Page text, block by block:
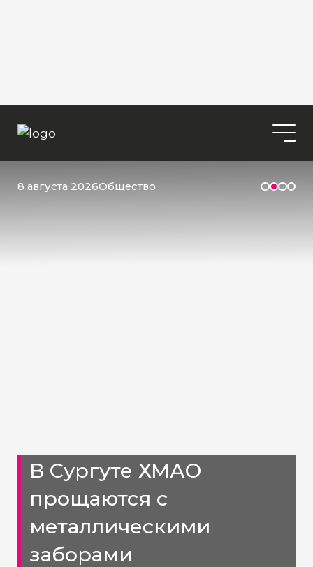
8 августа 2026Общество
В Сургуте ХМАО
прощаются с
металлическими
заборами